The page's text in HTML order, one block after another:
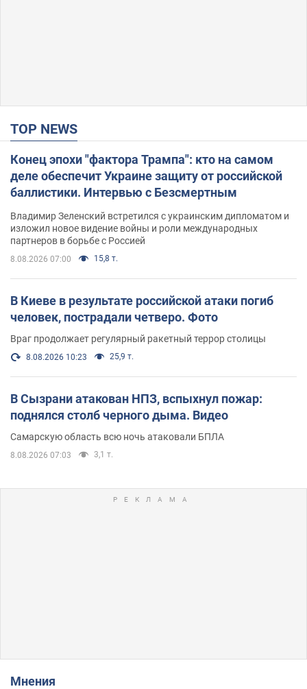
TOP NEWS
Конец эпохи "фактора Трампа": кто на самом
деле обеспечит Украине защиту от российской
баллистики. Интервью с Безсмертным
Владимир Зеленский встретился с украинским дипломатом и
изложил новое видение войны и роли международных
партнеров в борьбе с Россией
8.08.2026 07:00 15,8 т.
В Киеве в результате российской атаки погиб
человек, пострадали четверо. Фото
Враг продолжает регулярный ракетный террор столицы
8.08.2026 10:23 25,9 т.
В Сызрани атакован НПЗ, вспыхнул пожар:
поднялся столб черного дыма. Видео
Самарскую область всю ночь атаковали БПЛА
8.08.2026 07:03 3,1 т.
Мнения